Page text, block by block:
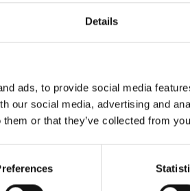
Details
ads, to provide social media
our social media, advertising and
or that they’ve collected from
bună